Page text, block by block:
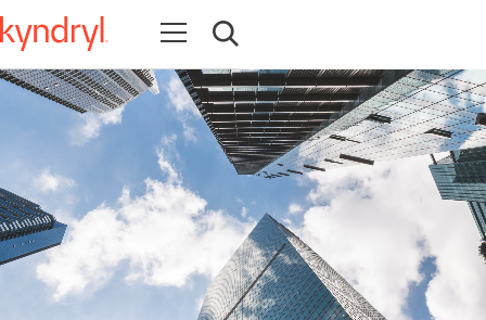
Ouvrir la navigation
Ouvrir la recherche